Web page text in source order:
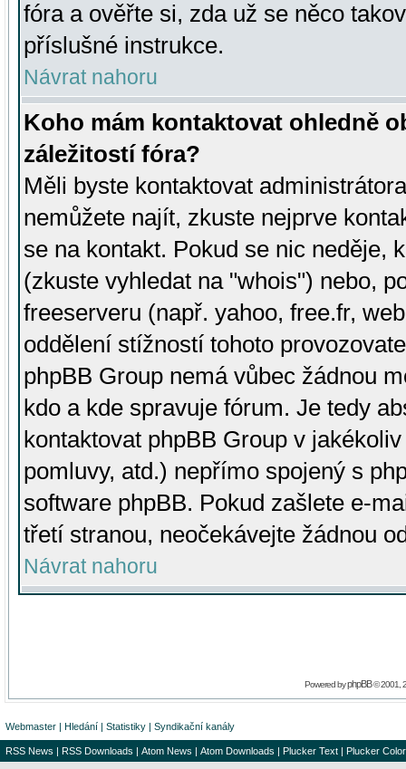
fóra a ověřte si, zda už se něco
příslušné instrukce.
Návrat nahoru
Koho mám kontaktovat ohledně
záležitostí fóra?
Měli byste kontaktovat
nemůžete najít, zkuste nejprve
se na kontakt. Pokud se nic neděje,
(zkuste vyhledat na "whois") nebo,
freeserveru (např. yahoo, free.fr,
oddělení stížností tohoto
phpBB Group nemá vůbec žádnou
kdo a kde spravuje fórum. Je tedy
kontaktovat phpBB Group v
pomluvy, atd.) nepřímo spojený s
software phpBB. Pokud zašlete e-
třetí stranou, neočekávejte žádnou
Návrat nahoru
Powered byphpBB© 2001,
Webmaster | Hledání | Statistiky | Syndikační kanály
RSS News | RSS Downloads | Atom News | Atom Downloads | Plucker Text | Plucker Color